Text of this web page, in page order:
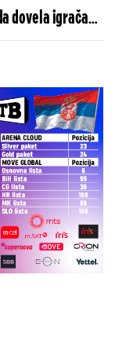
dovela igrača